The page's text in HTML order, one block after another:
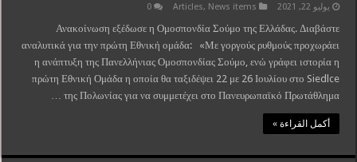
يوليو 22, 2021 Articles, News items
0
Ανακοίνωση εξέδωσε η Ομοσπονδία Σούμο της Ελλάδας. Διαβάστε
αναλυτικά για την πρώτη Εθνική ομάδα: «Με γοργούς ρυθμούς προχωράει
η ανάπτυξη της Πανελλήνιας Ομοσπονδίας Σούμο, ενώ γράφει ιστορία η
πρώτη Εθνική Ομάδα η οποία θα ταξιδέψει 22 με 26 Ιουλίου στο Siedlce
της Πολωνίας για να συμμετέχει στο Πανευρωπαϊκό Πρωτάθλημα …
أكمل القراءة »